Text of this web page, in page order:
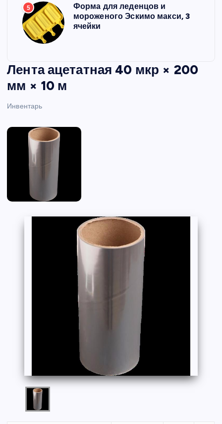
5
Форма для леденцов и
мороженого Эскимо макси, 3
ячейки
Лента ацетатная 40 мкр × 200
мм × 10 м
Инвентарь